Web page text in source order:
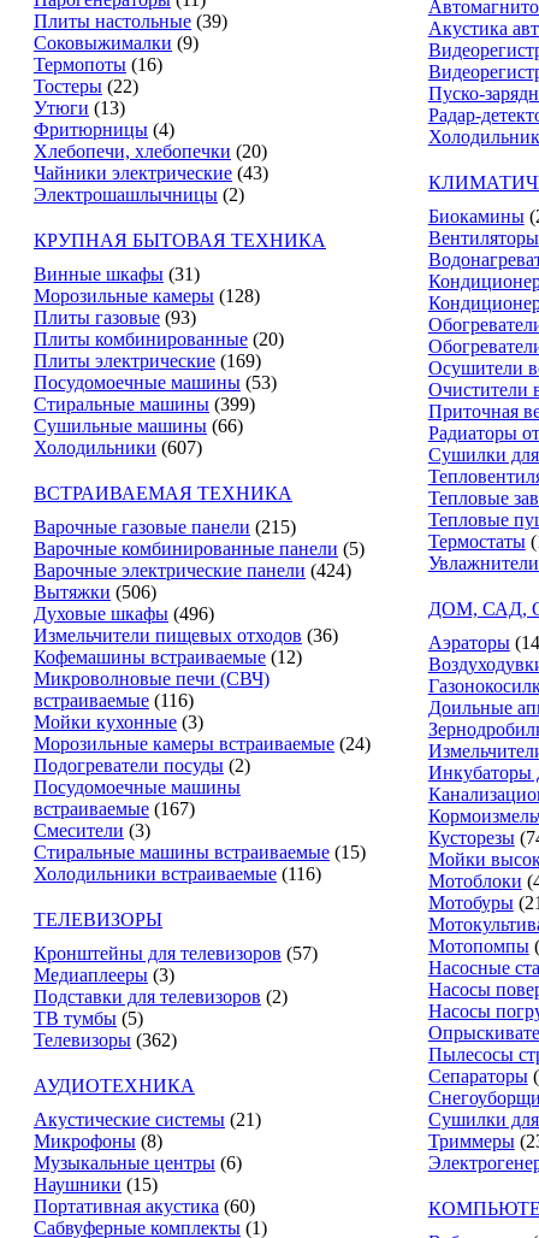
Плиты настольные (39)
Соковыжималки (9)
Термопоты (16)
Тостеры (22)
Утюги (13)
Фритюрницы (4)
Хлебопечи, хлебопечки (20)
Чайники электрические (43)
Электрошашлычницы (2)
КРУПНАЯ БЫТОВАЯ ТЕХНИКА
Винные шкафы (31)
Морозильные камеры (128)
Плиты газовые (93)
Плиты комбинированные (20)
Плиты электрические (169)
Посудомоечные машины (53)
Стиральные машины (399)
Сушильные машины (66)
Холодильники (607)
ВСТРАИВАЕМАЯ ТЕХНИКА
Варочные газовые панели (215)
Варочные комбинированные панели (5)
Варочные электрические панели (424)
Вытяжки (506)
Духовые шкафы (496)
Измельчители пищевых отходов (36)
Кофемашины встраиваемые (12)
Микроволновые печи (СВЧ)
встраиваемые (116)
Мойки кухонные (3)
Морозильные камеры встраиваемые (24)
Подогреватели посуды (2)
Посудомоечные машины
встраиваемые (167)
Смесители (3)
Стиральные машины встраиваемые (15)
Холодильники встраиваемые (116)
ТЕЛЕВИЗОРЫ
Кронштейны для телевизоров (57)
Медиаплееры (3)
Подставки для телевизоров (2)
ТВ тумбы (5)
Телевизоры (362)
АУДИОТЕХНИКА
Акустические системы (21)
Микрофоны (8)
Музыкальные центры (6)
Наушники (15)
Портативная акустика (60)
Сабвуферные комплекты (1)
Акустика
Пуско-
Радар-
Биокамины
Вентиляторы
Осушители
Очистители
Приточная
Радиаторы
Сушилки
Тепловые
Тепловые
Термостаты
ДОМ, САД,
Аэраторы
Доильные
Инкубаторы
Кусторезы
Мойки
Мотоблоки
Мотобуры
Мотопомпы
Насосные
Насосы
Насосы
Пылесосы
Сепараторы
Сушилки
Триммеры